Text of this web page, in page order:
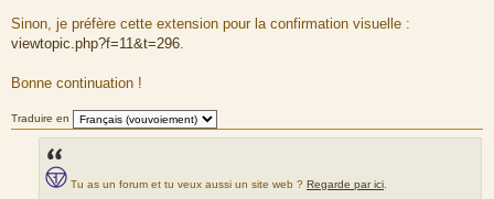
Sinon, je préfère cette extension pour la confirmation visuelle :
viewtopic.php?f=11&t=296
Bonne continuation !
Traduire en
Tu as un forum et tu veux aussi un site web ? Regarde par ici.